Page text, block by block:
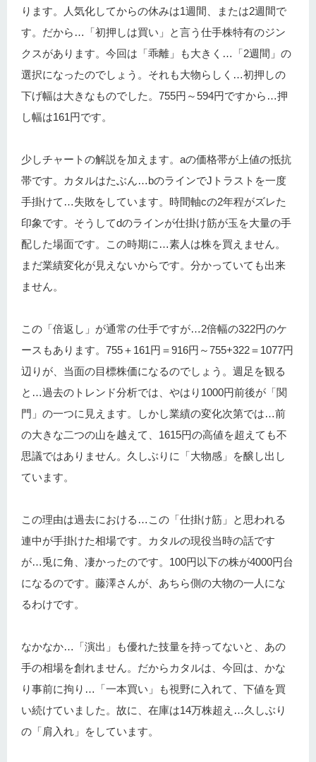
ります。人気化してからの休みは1週間、または2週間で
す。だから…「初押しは買い」と言う仕手株特有のジン
クスがあります。今回は「乖離」も大きく…「2週間」の
選択になったのでしょう。それも大物らしく…初押しの
下げ幅は大きなものでした。755円～594円ですから…押
し幅は161円です。
少しチャートの解説を加えます。aの価格帯が上値の抵抗
帯です。カタルはたぶん…bのラインでJトラストを一度
手掛けて…失敗をしています。時間軸cの2年程がズレた
印象です。そうしてdのラインが仕掛け筋が玉を大量の手
配した場面です。この時期に…素人は株を買えません。
まだ業績変化が見えないからです。分かっていても出来
ません。
この「倍返し」が通常の仕手ですが…2倍幅の322円のケ
ースもあります。755＋161円＝916円～755+322＝1077円
辺りが、当面の目標株価になるのでしょう。週足を観る
と…過去のトレンド分析では、やはり1000円前後が「関
門」の一つに見えます。しかし業績の変化次第では…前
の大きな二つの山を越えて、1615円の高値を超えても不
思議ではありません。久しぶりに「大物感」を醸し出し
ています。
この理由は過去における…この「仕掛け筋」と思われる
連中が手掛けた相場です。カタルの現役当時の話です
が…兎に角、凄かったのです。100円以下の株が4000円台
になるのです。藤澤さんが、あちら側の大物の一人にな
るわけです。
なかなか…「演出」も優れた技量を持ってないと、あの
手の相場を創れません。だからカタルは、今回は、かな
り事前に拘り…「一本買い」も視野に入れて、下値を買
い続けていました。故に、在庫は14万株超え…久しぶり
の「肩入れ」をしています。